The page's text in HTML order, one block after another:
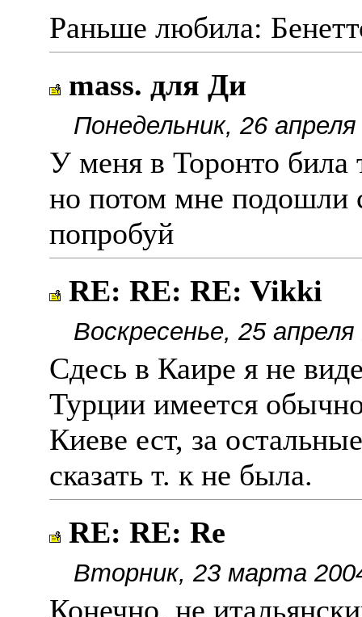
Раньше любила:
mass. для Ди
Понедельник, 26
У меня в Торонто
но потом мне подошли
попробуй
RE: RE: RE: Vikki
Воскресенье, 25
Сдесь в Каире я не
Турции имеется
Киеве ест, за
сказать т. к не была.
RE: RE: Re
Вторник, 23 марта
Конечно, не